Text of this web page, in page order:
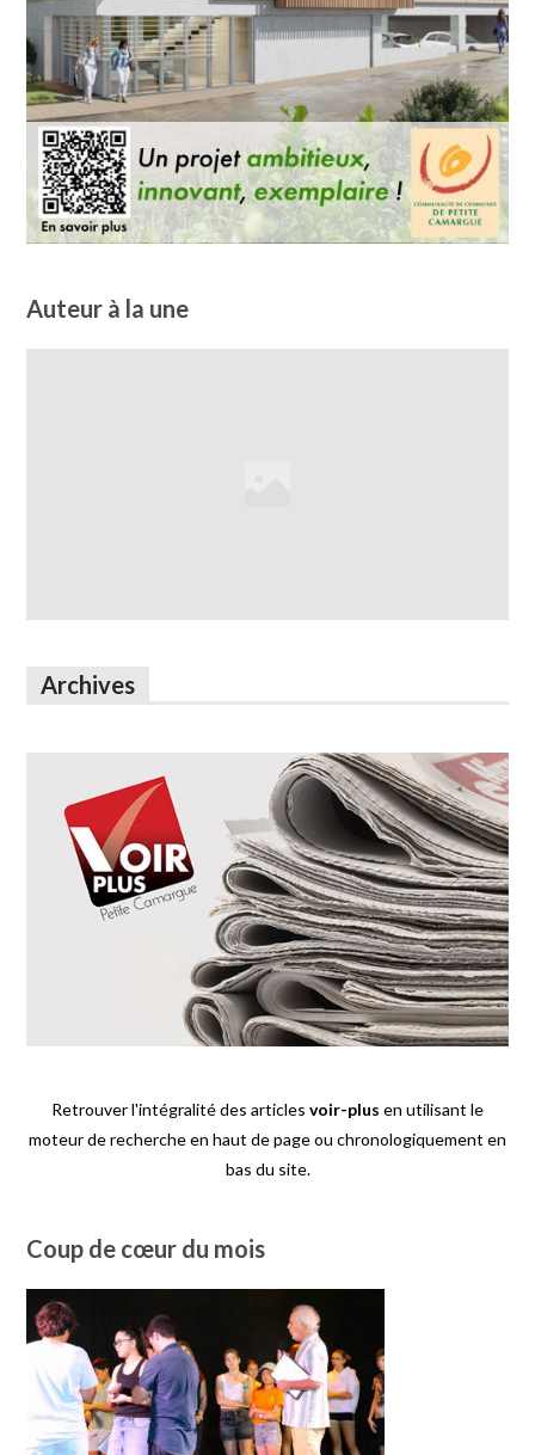
Auteur à la une
Archives
Retrouver l'intégralité des articles voir-plus en utilisant le
moteur de recherche en haut de page ou chronologiquement en
bas du site.
Coup de cœur du mois